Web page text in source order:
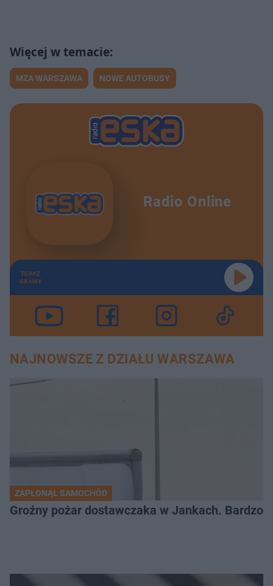
MZA WARSZAWA NOWE AUTOBUSY
Radio Online
TERAZ
GRAMY
NAJNOWSZE Z DZIAŁU WARSZAWA
ZAPŁONĄŁ SAMOCHÓD
Groźny pożar dostawczaka w Jankach. Bardzo